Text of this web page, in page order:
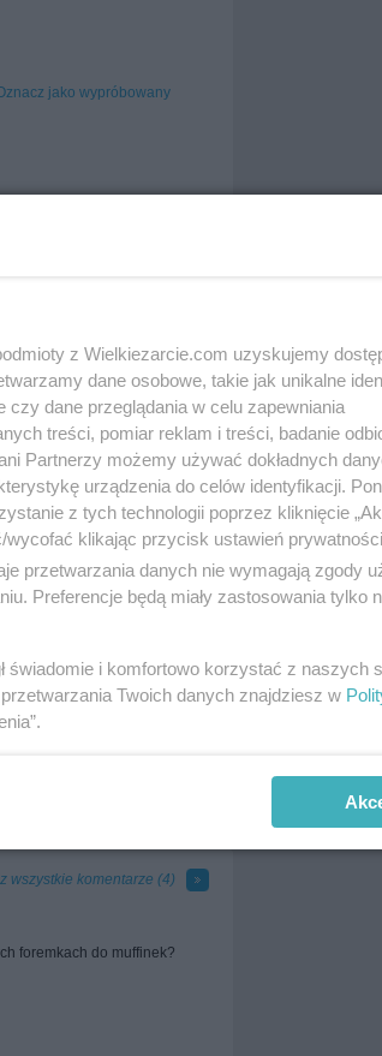
jako wypróbowany
wszystkie komentarze (4)
foremkach do muffinek?
z Wielkiezarcie.com uzyskujemy
dane osobowe, takie jak unikalne
czy dane przeglądania w celu zapewniania
treści, pomiar reklam i treści, badanie
Partnerzy możemy używać dokładnych
urządzenia do celów identyfikacji.
z tych technologii poprzez kliknięcie
klikając przycisk ustawień
przetwarzania danych nie wymagają zgody
Preferencje będą miały zastosowania tylko
świadomie i komfortowo korzystać z naszych
Twoich danych znajdziesz w